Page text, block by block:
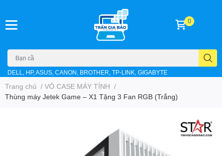
DELL, HP, ASUS, CANON, BROTHER, TP-LINK, GIGABYTE
0
Trang chủ / VỎ CASE MÁY TÍNH /
Thùng máy Jetek Game – X1 Tặng 3 Fan RGB (Trắng)